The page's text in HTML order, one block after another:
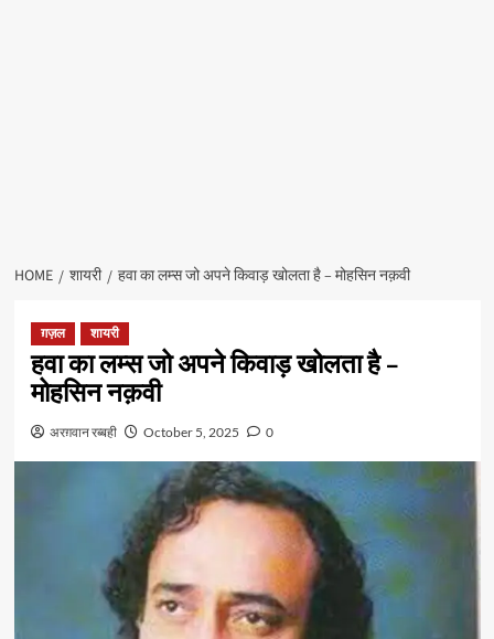
HOME शायरी हवा का लम्स जो अपने किवाड़ खोलता है – मोहसिन नक़वी
ग़ज़ल शायरी
हवा का लम्स जो अपने किवाड़ खोलता है –
मोहसिन नक़वी
अरग़वान रब्बही October 5, 2025 0